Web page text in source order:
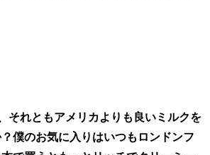
それともアメリカよりも良いミルクを
僕のお気に入りはいつもロンドンフ